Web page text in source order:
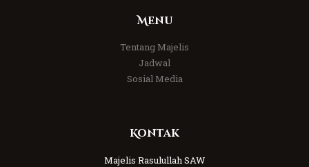
Menu
Tentang Majelis
Jadwal
Sosial Media
Kontak
Majelis Rasulullah SAW